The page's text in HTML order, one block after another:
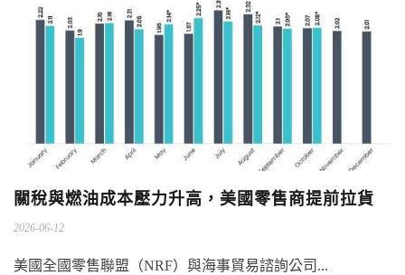
關稅與燃油成本壓力升高，美國零售商提前拉貨
2026-06-12
美國全國零售聯盟（NRF）與海事貿易諮詢公司...